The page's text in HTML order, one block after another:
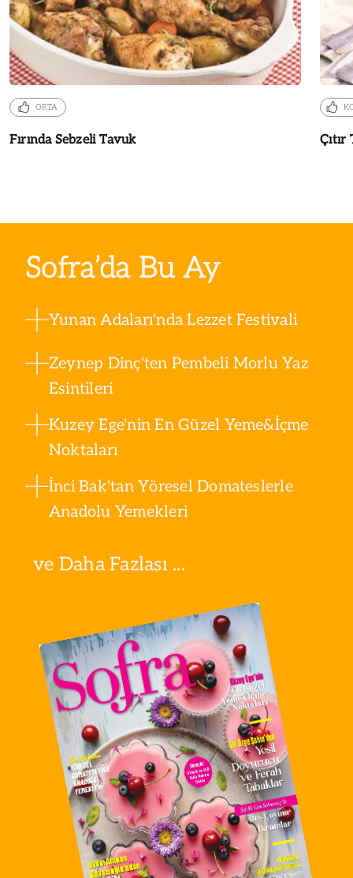
ORTA
Fırında Sebzeli Tavuk Çıtır
Sofra’da Bu Ay
Yunan Adaları'nda Lezzet Festivali
Zeynep Dinç'ten Pembeli Morlu Yaz
Esintileri
Kuzey Ege'nin En Güzel Yeme&İçme
Noktaları
İnci Bak'tan Yöresel Domateslerle
Anadolu Yemekleri
ve Daha Fazlası ...